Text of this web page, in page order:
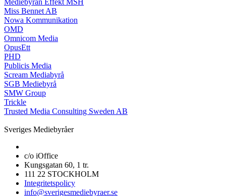
Mediebyrån Effekt MSH
Miss Bennet AB
Nowa Kommunikation
OMD
Omnicom Media
OpusEtt
PHD
Publicis Media
Scream Mediabyrå
SGB Mediebyrå
SMW Group
Trickle
Trusted Media Consulting Sweden AB
Sveriges Mediebyråer
c/o iOffice
Kungsgatan 60, 1 tr.
111 22 STOCKHOLM
Integritetspolicy
info@sverigesmediebyraer.se